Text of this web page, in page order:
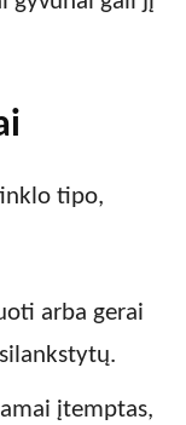
tipo,
arba gerai
įtemptas,